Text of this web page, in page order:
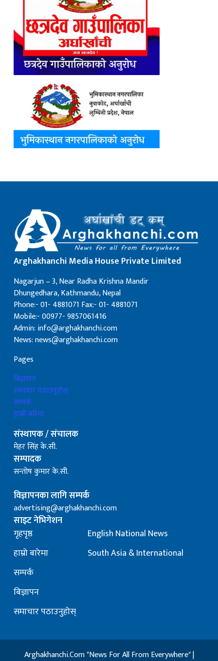
Arghakhanchi Media House Private Limited
Nagarjun – 3, Near Radha Krishna Mandir
Dhungedhara, Kathmandu, Nepal
Phone:- 01- 4881071 Fax:- 01- 4881071
Mobile:- 00977- 9857061416
Admin: info@arghakhanchi.com
News: news@arghakhanchi.com
Pages
बिज्ञापन
समाचार पठाउनुहोस्
सम्पर्क
हाम्रो बारेमा
संस्थापक / संचालक
मेहर सिंह के.सी.
सम्पादक
सन्तोष कुमार के.सी.
विज्ञापनका लागि सम्पर्क
advertising@arghakhanchi.com
साइट नेभिगेशन
गृहपृष्ठ
हाम्रो बारेमा
सम्पर्क
बिज्ञापन
समाचार पठाउनुहोस्
English National News
South Asia & International
Arghakhanchi.Com "News For All From Everywhere" |